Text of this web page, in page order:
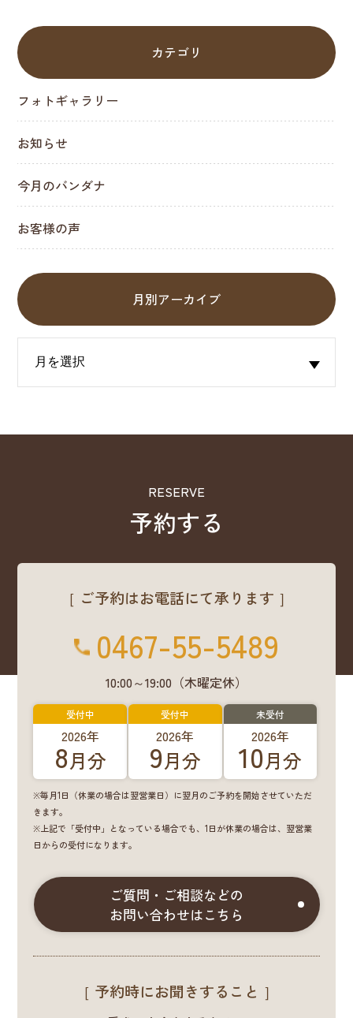
カテゴリ
フォトギャラリー
お知らせ
今月のバンダナ
お客様の声
月別アーカイブ
RESERVE
予約する
［ ご予約はお電話にて承ります ］
0467-55-5489
10:00～19:00（木曜定休）
受付中
2026年
8月分
受付中
2026年
9月分
未受付
2026年
10月分
※毎月1日（休業の場合は翌営業日）に翌月のご予約を開始させていただ
きます。
※上記で「受付中」となっている場合でも、1日が休業の場合は、翌営業
日からの受付になります。
ご質問・ご相談などの
お問い合わせはこちら
［ 予約時にお聞きすること ］